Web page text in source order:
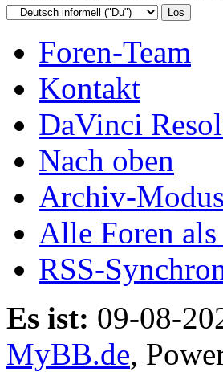
Foren-Team
Kontakt
DaVinci
Nach oben
Archiv-Modus
Alle Foren
RSS-
Es ist: 09-08-
MyBB.de,